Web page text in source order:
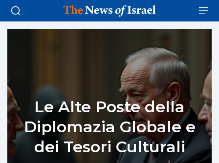
Le Alte Poste della
Diplomazia Globale e
dei Tesori Culturali